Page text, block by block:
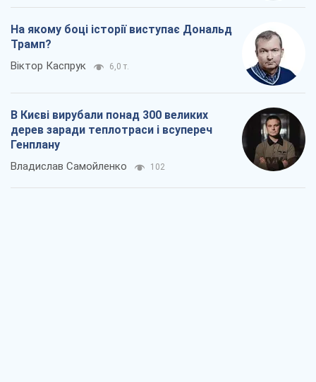
На якому боці історії виступає Дональд
Трамп?
Віктор Каспрук 6,0 т.
В Києві вирубали понад 300 великих
дерев заради теплотраси і всупереч
Генплану
Владислав Самойленко 102